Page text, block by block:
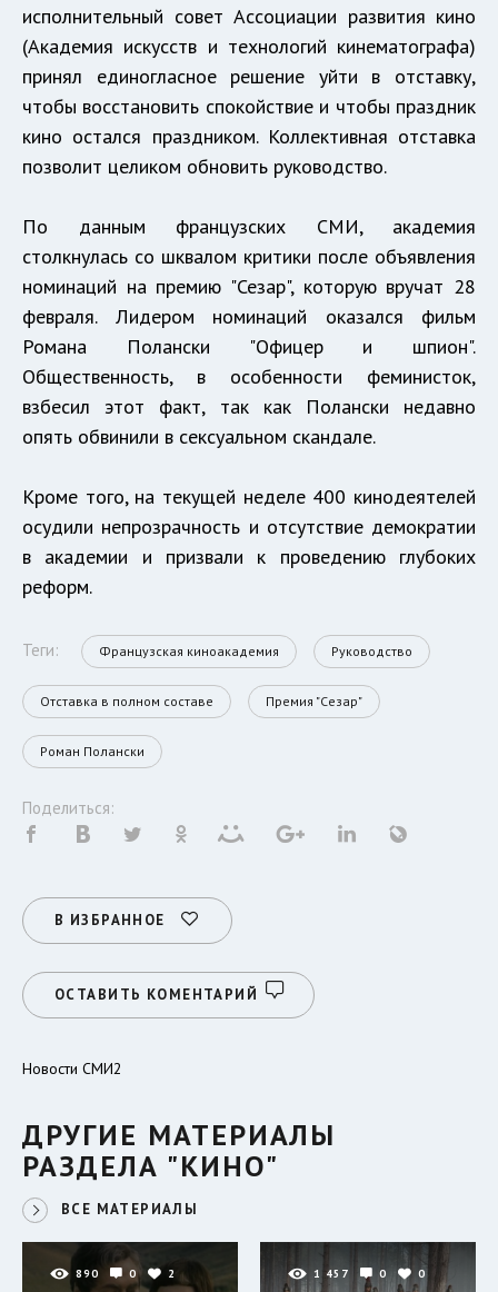
исполнительный совет Ассоциации развития кино
(Академия искусств и технологий кинематографа)
принял единогласное решение уйти в отставку,
чтобы восстановить спокойствие и чтобы праздник
кино остался праздником. Коллективная отставка
позволит целиком обновить руководство.
По данным французских СМИ, академия
столкнулась со шквалом критики после объявления
номинаций на премию "Сезар", которую вручат 28
февраля. Лидером номинаций оказался фильм
Романа Полански "Офицер и шпион".
Общественность, в особенности феминисток,
взбесил этот факт, так как Полански недавно
опять обвинили в сексуальном скандале.
Кроме того, на текущей неделе 400 кинодеятелей
осудили непрозрачность и отсутствие демократии
в академии и призвали к проведению глубоких
реформ.
Теги: Французская киноакадемия Руководство
Отставка в полном составе Премия "Сезар"
Роман Полански
Поделиться:
В ИЗБРАННОЕ
ОСТАВИТЬ КОМЕНТАРИЙ
Новости СМИ2
ДРУГИЕ МАТЕРИАЛЫ
РАЗДЕЛА "КИНО"
ВСЕ МАТЕРИАЛЫ
890 0 2 1 457 0 0